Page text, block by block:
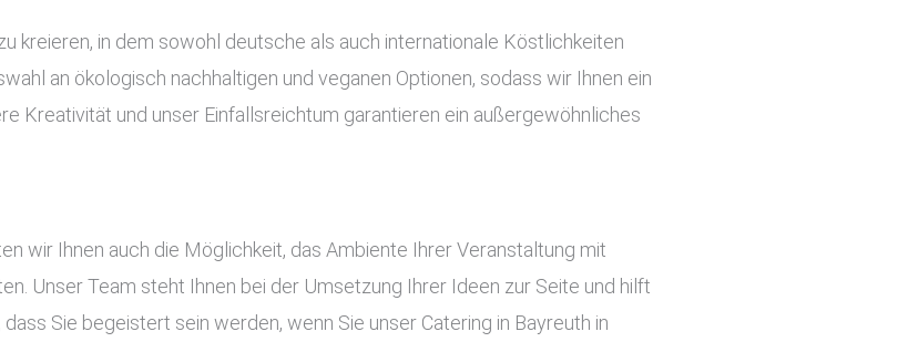
kreieren, in dem sowohl deutsche als auch internationale Köstlichkeiten
an ökologisch nachhaltigen und veganen Optionen, sodass wir Ihnen ein
Kreativität und unser Einfallsreichtum garantieren ein außergewöhnliches
wir Ihnen auch die Möglichkeit, das Ambiente Ihrer Veranstaltung mit
Unser Team steht Ihnen bei der Umsetzung Ihrer Ideen zur Seite und hilft
Sie begeistert sein werden, wenn Sie unser Catering in Bayreuth in